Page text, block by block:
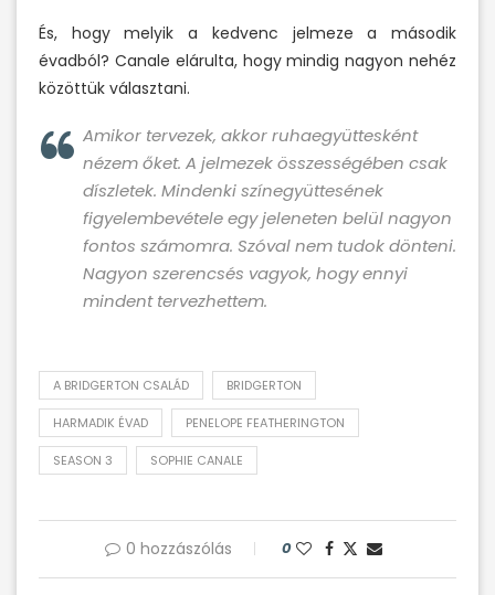
És, hogy melyik a kedvenc jelmeze a második
évadból? Canale elárulta, hogy mindig nagyon nehéz
közöttük választani.
Amikor tervezek, akkor ruhaegyüttesként
nézem őket. A jelmezek összességében csak
díszletek. Mindenki színegyüttesének
figyelembevétele egy jeleneten belül nagyon
fontos számomra. Szóval nem tudok dönteni.
Nagyon szerencsés vagyok, hogy ennyi
mindent tervezhettem.
A BRIDGERTON CSALÁD BRIDGERTON
HARMADIK ÉVAD PENELOPE FEATHERINGTON
SEASON 3 SOPHIE CANALE
0 hozzászólás 0